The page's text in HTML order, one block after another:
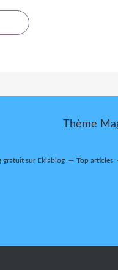
Thème
gratuit sur Eklablog Top articles